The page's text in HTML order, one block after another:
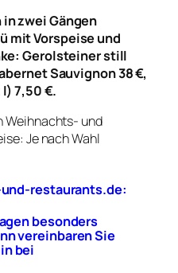
zwei Gängen
mit Vorspeise und
Gerolsteiner still
Sauvignon 38 €,
7,50 €.
Weihnachts- und
Je nach Wahl
restaurants.de:
besonders
vereinbaren Sie
bei